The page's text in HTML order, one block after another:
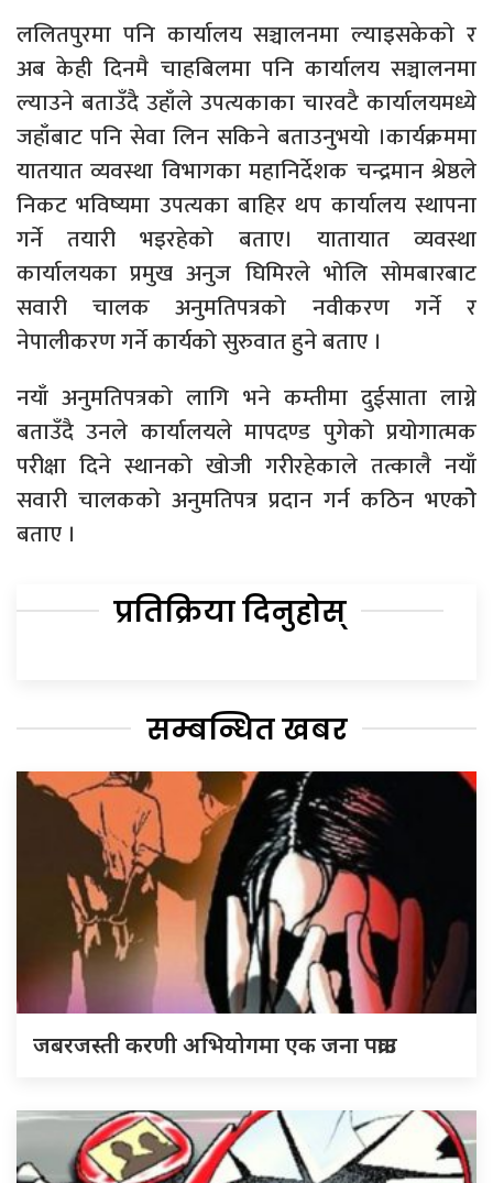
ललितपुरमा पनि कार्यालय सञ्चालनमा ल्याइसकेको र
अब केही दिनमै चाहबिलमा पनि कार्यालय सञ्चालनमा
ल्याउने बताउँदै उहाँले उपत्यकाका चारवटै कार्यालयमध्ये
जहाँबाट पनि सेवा लिन सकिने बताउनुभयो ।कार्यक्रममा
यातयात व्यवस्था विभागका महानिर्देशक चन्द्रमान श्रेष्ठले
निकट भविष्यमा उपत्यका बाहिर थप कार्यालय स्थापना
गर्ने तयारी भइरहेको बताए। यातायात व्यवस्था
कार्यालयका प्रमुख अनुज घिमिरले भोलि सोमबारबाट
सवारी चालक अनुमतिपत्रको नवीकरण गर्ने र
नेपालीकरण गर्ने कार्यको सुरुवात हुने बताए ।
नयाँ अनुमतिपत्रको लागि भने कम्तीमा दुईसाता लाग्ने
बताउँदै उनले कार्यालयले मापदण्ड पुगेको प्रयोगात्मक
परीक्षा दिने स्थानको खोजी गरीरहेकाले तत्कालै नयाँ
सवारी चालकको अनुमतिपत्र प्रदान गर्न कठिन भएकोे
बताए ।
प्रतिक्रिया दिनुहोस्
सम्बन्धित खबर
जबरजस्ती करणी अभियोगमा एक जना पक्राउ